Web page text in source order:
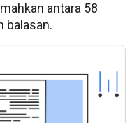
antara 58
balasan.